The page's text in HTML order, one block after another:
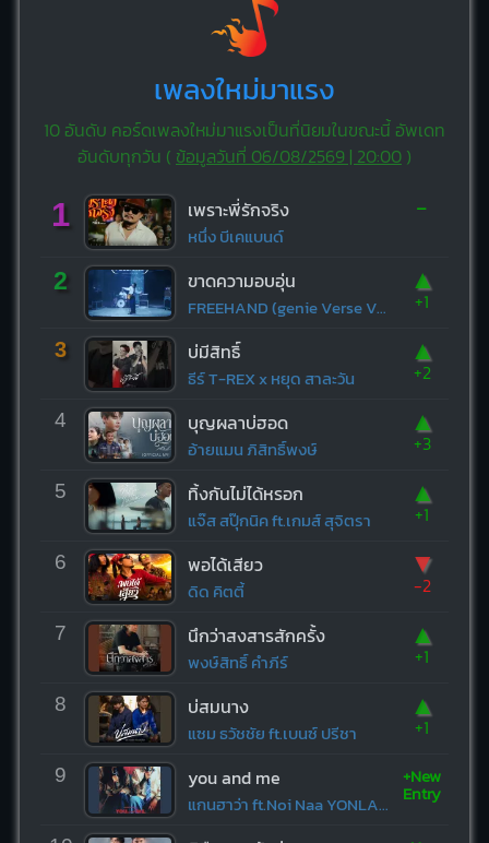
เพลงใหม่มาแรง
10 อันดับ คอร์ดเพลงใหม่มาแรงเป็นที่นิยมในขณะนี้ อัพเดท
อันดับทุกวัน ( ข้อมูลวันที่ 06/08/2569 | 20:00)
1 เพราะพี่รักจริง
หนึ่ง บีเคแบนด์
-
2 ขาดความอบอุ่น
FREEHAND (genie Verse Vol.1)
▲
+1
3 บ่มีสิทธิ์
ธีร์ T-REX x หยุด สาละวัน
▲
+2
4 บุญผลาบ่ฮอด
อ้ายแมน ภิสิทธิ์พงษ์
▲
+3
5 ทิ้งกันไม่ได้หรอก
แจ๊ส สปุ๊กนิค ft.เกมส์ สุจิตรา
▲
+1
6 พอได้เสียว
ดิด คิตตี้
▼
-2
7 นึกว่าสงสารสักครั้ง
พงษ์สิทธิ์ คำภีร์
▲
+1
8 บ่สมนาง
แซม ธวัชชัย ft.เบนซ์ ปรีชา
▲
+1
9 you and me
แกนฮาว่า ft.Noi Naa YONLAPA
+New
Entry